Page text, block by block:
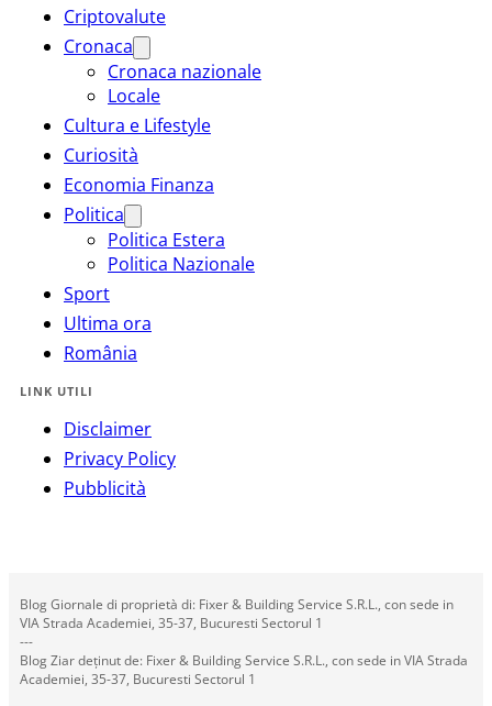
Criptovalute
Cronaca
Cronaca nazionale
Locale
Cultura e Lifestyle
Curiosità
Economia Finanza
Politica
Politica Estera
Politica Nazionale
Sport
Ultima ora
România
LINK UTILI
Disclaimer
Privacy Policy
Pubblicità
Blog Giornale di proprietà di: Fixer & Building Service S.R.L., con sede in
VIA Strada Academiei, 35-37, Bucuresti Sectorul 1
---
Blog Ziar deținut de: Fixer & Building Service S.R.L., con sede in VIA Strada
Academiei, 35-37, Bucuresti Sectorul 1